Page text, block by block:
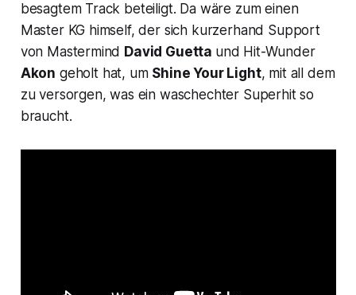
besagtem Track beteiligt. Da wäre zum einen
Master KG himself, der sich kurzerhand Support
von Mastermind David Guetta und Hit-Wunder
Akon geholt hat, um Shine Your Light, mit all dem
zu versorgen, was ein waschechter Superhit so
braucht.